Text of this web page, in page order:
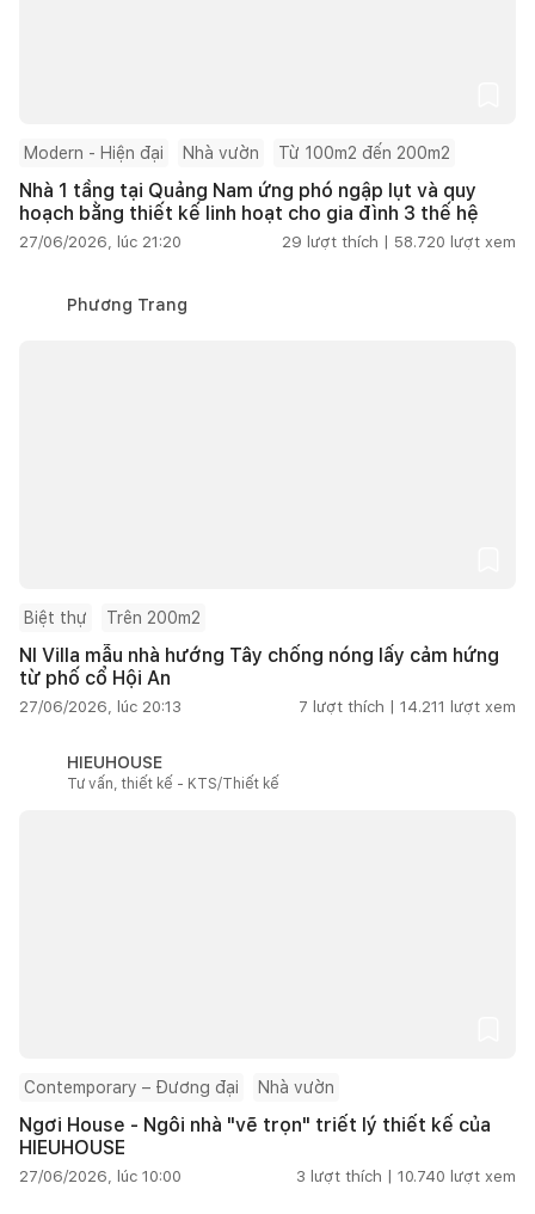
Modern - Hiện đại Nhà vườn Từ 100m2 đến 200m2
Nhà 1 tầng tại Quảng Nam ứng phó ngập lụt và quy
hoạch bằng thiết kế linh hoạt cho gia đình 3 thế hệ
27/06/2026, lúc 21:20 29 lượt thích | 58.720 lượt xem
Phương Trang
Biệt thự Trên 200m2
NI Villa mẫu nhà hướng Tây chống nóng lấy cảm hứng
từ phố cổ Hội An
27/06/2026, lúc 20:13 7 lượt thích | 14.211 lượt xem
HIEUHOUSE
Tư vấn, thiết kế - KTS/Thiết kế
Contemporary – Đương đại Nhà vườn
Ngơi House - Ngôi nhà "vẽ trọn" triết lý thiết kế của
HIEUHOUSE
27/06/2026, lúc 10:00 3 lượt thích | 10.740 lượt xem